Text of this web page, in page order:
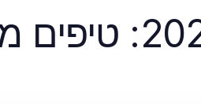
אסטרטגיות מנצחות לרמיקוב